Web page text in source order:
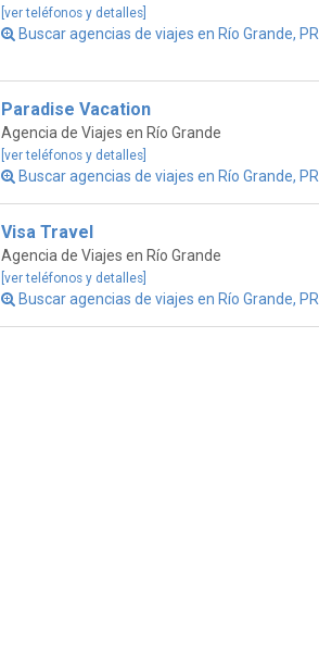
[ver teléfonos y detalles]
Buscar agencias de viajes en Río Grande, PR
Paradise Vacation
Agencia de Viajes en Río Grande
[ver teléfonos y detalles]
Buscar agencias de viajes en Río Grande, PR
Visa Travel
Agencia de Viajes en Río Grande
[ver teléfonos y detalles]
Buscar agencias de viajes en Río Grande, PR